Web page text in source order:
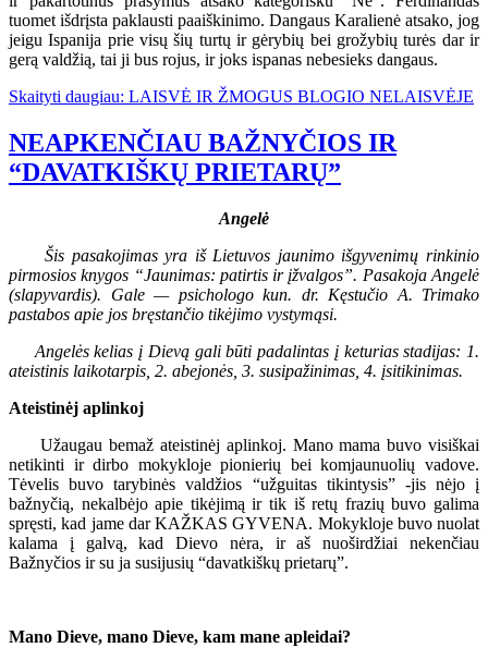
tuomet išdrįsta paklausti paaiškinimo. Dangaus Karalienė atsako, jog
jeigu Ispanija prie visų šių turtų ir gėrybių bei grožybių turės dar ir
gerą valdžią, tai ji bus rojus, ir joks ispanas nebesieks dangaus.
Skaityti daugiau: LAISVĖ IR ŽMOGUS BLOGIO NELAISVĖJE
NEAPKENČIAU BAŽNYČIOS IR
“DAVATKIŠKŲ PRIETARŲ”
Angelė
Šis pasakojimas yra iš Lietuvos jaunimo išgyvenimų rinkinio
pirmosios knygos “Jaunimas: patirtis ir įžvalgos”. Pasakoja Angelė
(slapyvardis). Gale — psichologo kun. dr. Kęstučio A. Trimako
pastabos apie jos bręstančio tikėjimo vystymąsi.
Angelės kelias į Dievą gali būti padalintas į keturias stadijas: 1.
ateistinis laikotarpis, 2. abejonės, 3. susipažinimas, 4. įsitikinimas.
Ateistinėj aplinkoj
Užaugau bemaž ateistinėj aplinkoj. Mano mama buvo visiškai
netikinti ir dirbo mokykloje pionierių bei komjaunuolių vadove.
Tėvelis buvo tarybinės valdžios “užguitas tikintysis” -jis nėjo į
bažnyčią, nekalbėjo apie tikėjimą ir tik iš retų frazių buvo galima
spręsti, kad jame dar KAŽKAS GYVENA. Mokykloje buvo nuolat
kalama į galvą, kad Dievo nėra, ir aš nuoširdžiai nekenčiau
Bažnyčios ir su ja susijusių “davatkiškų prietarų”.
Mano Dieve, mano Dieve, kam mane apleidai?